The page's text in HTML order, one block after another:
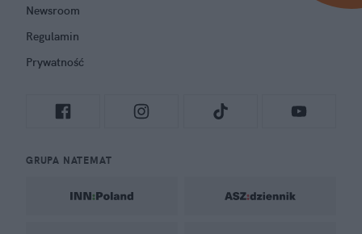
Newsroom
Regulamin
Prywatność
GRUPA NATEMAT